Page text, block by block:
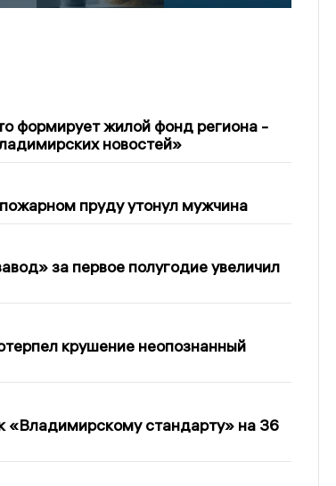
формирует жилой фонд региона -
новостей»
пруду утонул мужчина
за первое полугодие увеличил
крушение неопознанный
стандарту» на 36